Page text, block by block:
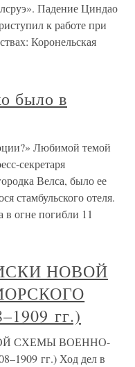
Падение Циндао
к работе при
Коронельская
было в
Любимой темой
секретаря
Велса, было ее
стамбульского отеля.
в огне погибли 11
НОВОЙ
гг.)
СХЕМЫ ВОЕННО-
гг.) Ход дел в